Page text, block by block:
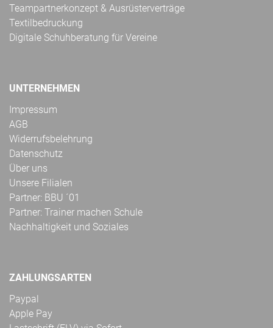
Teampartnerkonzept & Ausrüsterverträge
Textilbedruckung
Digitale Schuhberatung für Vereine
UNTERNEHMEN
Impressum
AGB
Widerrufsbelehrung
Datenschutz
Über uns
Unsere Filialen
Partner: BBU ´01
Partner: Trainer machen Schule
Nachhaltigkeit und Soziales
ZAHLUNGSARTEN
Paypal
Apple Pay